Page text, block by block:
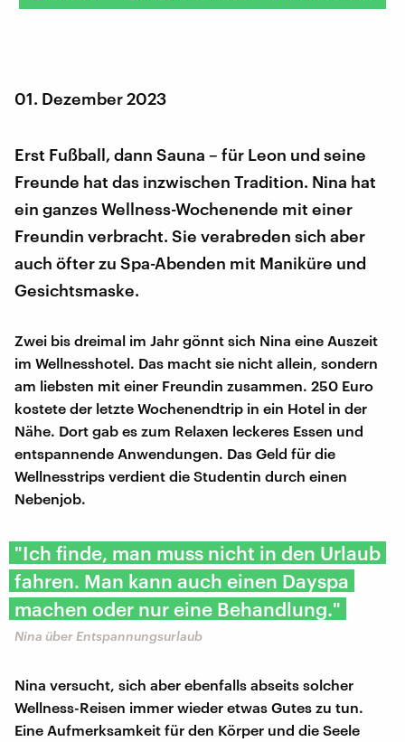
01. Dezember 2023
Erst Fußball, dann Sauna – für Leon und seine
Freunde hat das inzwischen Tradition. Nina hat
ein ganzes Wellness-Wochenende mit einer
Freundin verbracht. Sie verabreden sich aber
auch öfter zu Spa-Abenden mit Maniküre und
Gesichtsmaske.
Zwei bis dreimal im Jahr gönnt sich Nina eine Auszeit
im Wellnesshotel. Das macht sie nicht allein, sondern
am liebsten mit einer Freundin zusammen. 250 Euro
kostete der letzte Wochenendtrip in ein Hotel in der
Nähe. Dort gab es zum Relaxen leckeres Essen und
entspannende Anwendungen. Das Geld für die
Wellnesstrips verdient die Studentin durch einen
Nebenjob.
"Ich finde, man muss nicht in den Urlaub
fahren. Man kann auch einen Dayspa
machen oder nur eine Behandlung."
Nina über Entspannungsurlaub
Nina versucht, sich aber ebenfalls abseits solcher
Wellness-Reisen immer wieder etwas Gutes zu tun.
Eine Aufmerksamkeit für den Körper und die Seele